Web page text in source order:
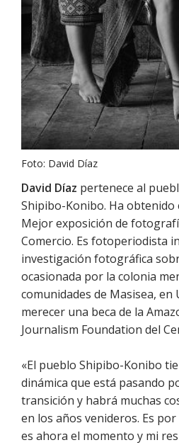
Foto: David Díaz
David Díaz pertenece al
Shipibo-Konibo. Ha obtenido
Mejor exposición de
Comercio. Es fotoperiodista
investigación fotográfica
ocasionada por la colonia
comunidades de Masisea, en
merecer una beca de la
Journalism Foundation del
«El pueblo Shipibo-Konibo
dinámica que está pasando
transición y habrá muchas
en los años venideros. Es
es ahora el momento y mi